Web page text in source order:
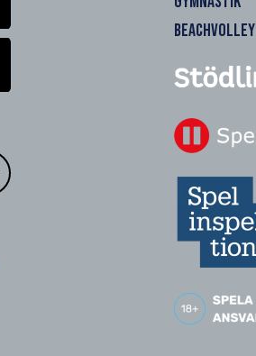
BEACHVOLLEY